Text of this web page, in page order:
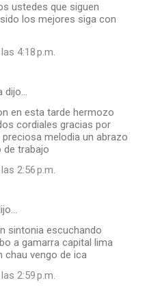
ustedes que siguen
los mejores siga con
4:18 p.m.
dijo…
en esta tarde hermozo
cordiales gracias por
melodia un abrazo
de trabajo
2:56 p.m.
sintonia escuchando
a gamarra capital lima
vengo de ica
2:59 p.m.